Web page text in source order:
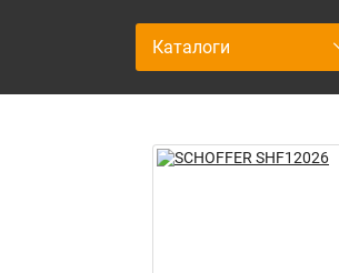
Каталоги